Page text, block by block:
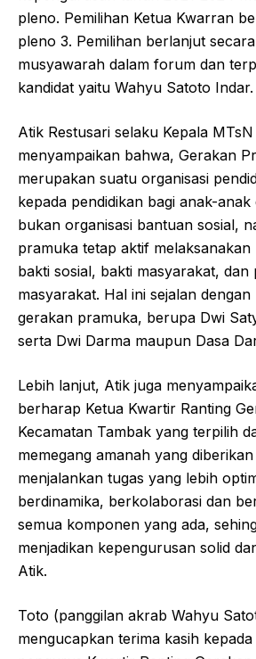
pleno. Pemilihan Ketua Kwarran
pleno 3. Pemilihan berlanjut
musyawarah dalam forum dan
kandidat yaitu Wahyu Satoto Indar.
Atik Restusari selaku Kepala
menyampaikan bahwa, Gerakan
merupakan suatu organisasi
kepada pendidikan bagi anak-
bukan organisasi bantuan sosial,
pramuka tetap aktif melaksanakan
bakti sosial, bakti masyarakat, dan
masyarakat. Hal ini sejalan
gerakan pramuka, berupa Dwi
serta Dwi Darma maupun Dasa
Lebih lanjut, Atik juga
berharap Ketua Kwartir Ranting
Kecamatan Tambak yang terpilih
memegang amanah yang
menjalankan tugas yang lebih
berdinamika, berkolaborasi dan
semua komponen yang ada,
menjadikan kepengurusan solid
Atik.
Toto (panggilan akrab Wahyu
mengucapkan terima kasih